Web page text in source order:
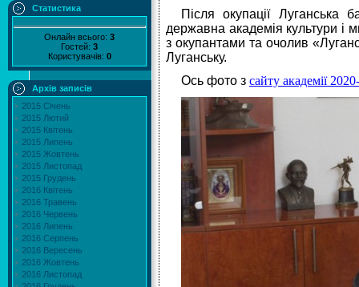
Статистика
Онлайн всього:3
Гостей:3
Користувачів: 0
Архів записів
2015 Січень
2015 Лютий
2015 Квітень
2015 Липень
2015 Жовтень
2015 Листопад
2015 Грудень
2016 Квітень
2016 Травень
2016 Червень
2016 Липень
2016 Серпень
2016 Вересень
2016 Жовтень
2016 Листопад
Після окупації Луганська
державна академія культури і
з окупантами та очолив
Луганську.
Ось фото з сайту академії